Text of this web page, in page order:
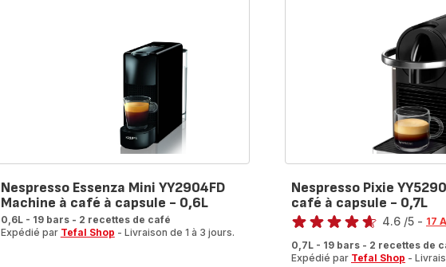
Nespresso Essenza Mini YY2904FD
Machine à café à capsule - 0,6L
0,6L - 19 bars - 2 recettes de café
Expédié par Tefal Shop - Livraison de 1 à 3 jours.
Nespresso Pixie
café à capsule - 0,7L
Note
4.6 /5 - 17
0,7L - 19 bars - 2 recettes de
Expédié par Tefal Shop -